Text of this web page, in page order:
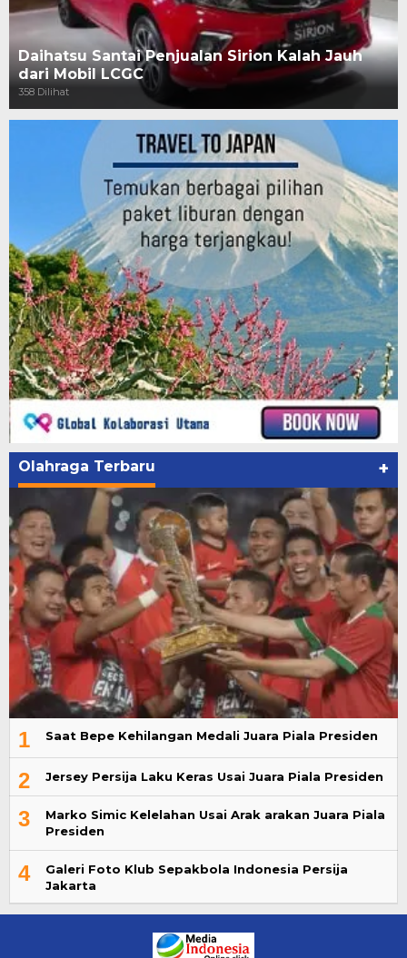
Daihatsu Santai Penjualan Sirion Kalah Jauh
dari Mobil LCGC
358 Dilihat
Olahraga Terbaru +
1 Saat Bepe Kehilangan Medali Juara Piala Presiden
2 Jersey Persija Laku Keras Usai Juara Piala Presiden
3
Marko Simic Kelelahan Usai Arak arakan Juara Piala
Presiden
4
Galeri Foto Klub Sepakbola Indonesia Persija
Jakarta